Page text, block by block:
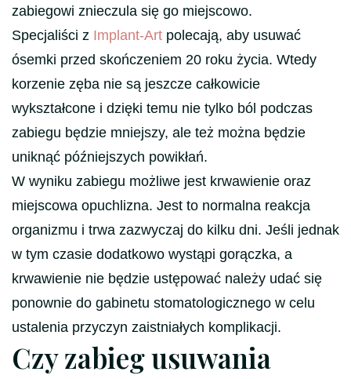
zabiegowi znieczula się go miejscowo.
Specjaliści z Implant-Art polecają, aby usuwać
ósemki przed skończeniem 20 roku życia. Wtedy
korzenie zęba nie są jeszcze całkowicie
wykształcone i dzięki temu nie tylko ból podczas
zabiegu będzie mniejszy, ale też można będzie
uniknąć późniejszych powikłań.
W wyniku zabiegu możliwe jest krwawienie oraz
miejscowa opuchlizna. Jest to normalna reakcja
organizmu i trwa zazwyczaj do kilku dni. Jeśli jednak
w tym czasie dodatkowo wystąpi gorączka, a
krwawienie nie będzie ustępować należy udać się
ponownie do gabinetu stomatologicznego w celu
ustalenia przyczyn zaistniałych komplikacji.
Czy zabieg usuwania